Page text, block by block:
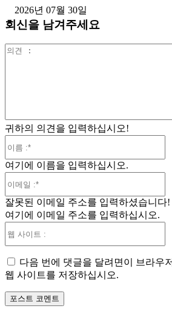
2026년 07월 30일
회신을 남겨주세요
귀하의 의견을 입력하십시오!
여기에 이름을 입력하십시오.
일
잘못된 이메일 주소를 입력하셨습니다!
여기에 이메일 주소를 입력하십시오.
다음 번에 댓글을 달려면이 브라우
웹 사이트를 저장하십시오.